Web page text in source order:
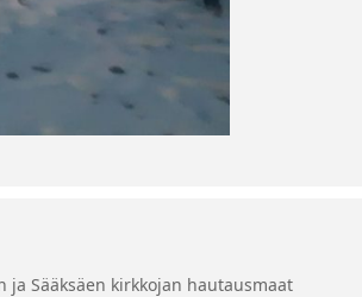
ja Sääksäen kirkkojan hautausmaat